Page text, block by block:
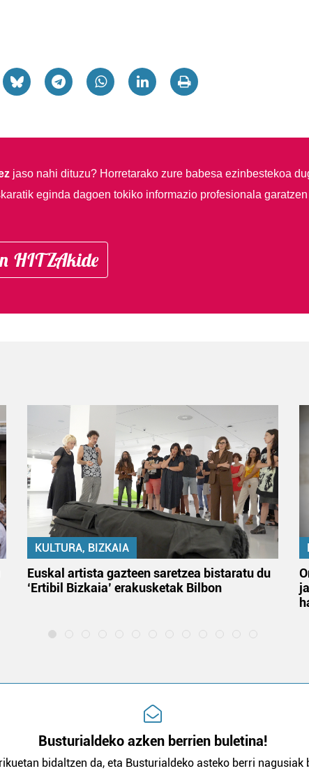
jaso nahi dituzu? Horretarako zure babesa ezinbestekoa
eginda dagoen tokiko informazio profesionala garatzen
HITZAkide
KULTURA, BIZKAIA
Euskal artista gazteen saretzea bistaratu du
‘Ertibil Bizkaia’ erakusketak Bilbon
Busturialdeko azken berrien buletina!
bidaltzen da, eta Busturialdeko asteko berri nagusiak